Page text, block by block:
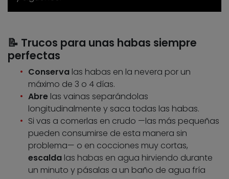
📝 Trucos para unas habas siempre
perfectas
Conserva las habas en la nevera por un
máximo de 3 o 4 días.
Abre las vainas separándolas
longitudinalmente y saca todas las habas.
Si vas a comerlas en crudo —las más pequeñas
pueden consumirse de esta manera sin
problema— o en cocciones muy cortas,
escalda las habas en agua hirviendo durante
un minuto y pásalas a un baño de agua fría